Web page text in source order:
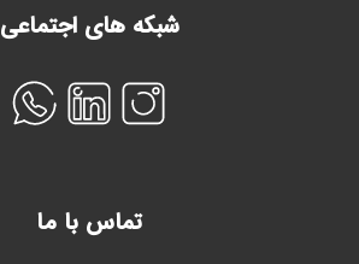
شبکه های اجتماعی
تماس با ما